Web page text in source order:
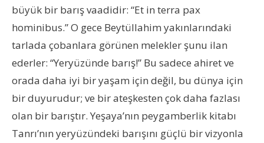
büyük bir barış vaadidir: “Et in terra pax
hominibus.” O gece Beytüllahim yakınlarındaki
tarlada çobanlara görünen melekler şunu ilan
ederler: “Yeryüzünde barış!” Bu sadece ahiret ve
orada daha iyi bir yaşam için değil, bu dünya için
bir duyurudur; ve bir ateşkesten çok daha fazlası
olan bir barıştır. Yeşaya’nın peygamberlik kitabı
Tanrı’nın yeryüzündeki barışını güçlü bir vizyonla